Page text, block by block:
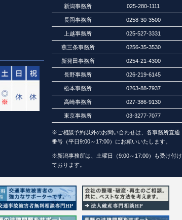
新潟事務所 025-280-1111
長岡事務所 0258-30-3500
上越事務所 025-527-3331
燕三条事務所 0256-35-3530
新発田事務所 0254-21-4300
長野事務所 026-219-6145
松本事務所 0263-88-7937
高崎事務所 027-386-9130
東京事務所 03-3277-7077
※ご相談予約以外のお問い合わせは、各事務所直通
番号（平日9:00～17:00）にお願いいたします。
※新潟事務所は、土曜日（9:00～17:00）も受け付け
ております。